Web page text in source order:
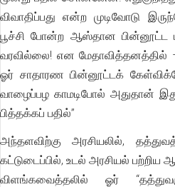
விவாதிப்பது என்ற முடிவோடு
பூச்சி போன்ற ஆஸ்தான
வரவில்லை! என மேதாவித்தனத்தில்
ஓர் சாதாரண பின்னூட்டக்
வாழைப்பழ காமடிபோல் அதுதான்
பித்தக்கப் பதில்”
அந்தளவிற்கு அரசியலில்,
கட்டுடைப்பில், உடல் அரசியல் பற்றிய
விளங்கவைத்தலில் ஓர்